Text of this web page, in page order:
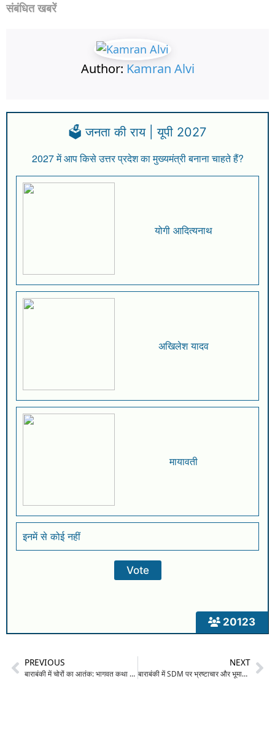
संबंधित खबरें
Author: Kamran Alvi
20123
🗳️ जनता की राय | यूपी 2027
2027 में आप किसे उत्तर प्रदेश का मुख्यमंत्री बनाना चाहते हैं?
योगी आदित्यनाथ
अखिलेश यादव
मायावती
इनमें से कोई नहीं
PREVIOUS
बाराबंकी में चोरों का आतंक: भागवत कथा के दौरान दो घरों में लाखों की चोरी, पुलिस गश्त पर उठे सवाल
NEXT
बाराबंकी में SDM पर भ्रष्टाचार और भूमाफियाओं से सांठगांठ के आरोप: किसानों ने तहसील घेरी, EOW जांच और नार्को टेस्ट की मांग